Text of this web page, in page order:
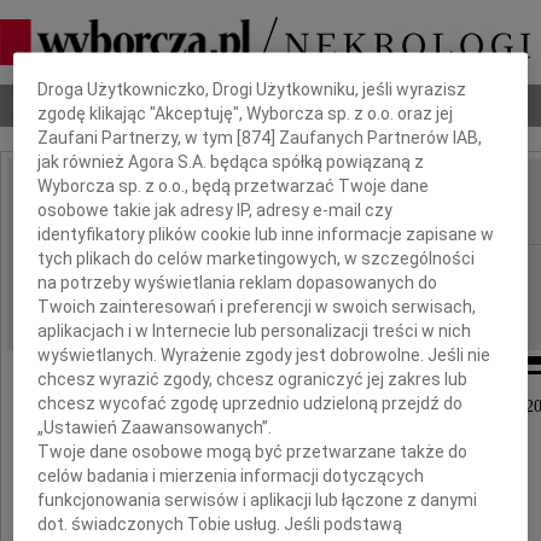
Nekrologi Odeszli Poradnik pogrzebowy
IMIĘ I NAZWISKO: Teresa Michalak
REGION: Poznań
DATA EMISJI: 12.11.2015
Z głębokim żalem zawiadamiamy, że dnia 9 listopada
zmarła nagle
Dbamy o Twoją prywatność
Droga Użytkowniczko, Drogi Użytkowniku, jeśli wyrazisz
zgodę klikając "Akceptuję", Wyborcza sp. z o.o. oraz jej
Zaufani Partnerzy, w tym [874 ] Zaufanych Partnerów IAB,
jak również Agora S.A. będąca spółką powiązaną z
Wyborcza sp. z o.o., będą przetwarzać Twoje dane
osobowe takie jak adresy IP, adresy e-mail czy
identyfikatory plików cookie lub inne informacje zapisane w
tych plikach do celów marketingowych, w szczególności
na potrzeby wyświetlania reklam dopasowanych do
Twoich zainteresowań i preferencji w swoich serwisach,
aplikacjach i w Internecie lub personalizacji treści w nich
wyświetlanych. Wyrażenie zgody jest dobrowolne. Jeśli nie
chcesz wyrazić zgody, chcesz ograniczyć jej zakres lub
chcesz wycofać zgodę uprzednio udzieloną przejdź do
„Ustawień Zaawansowanych”.
Twoje dane osobowe mogą być przetwarzane także do
celów badania i mierzenia informacji dotyczących
funkcjonowania serwisów i aplikacji lub łączone z danymi
dot. świadczonych Tobie usług. Jeśli podstawą